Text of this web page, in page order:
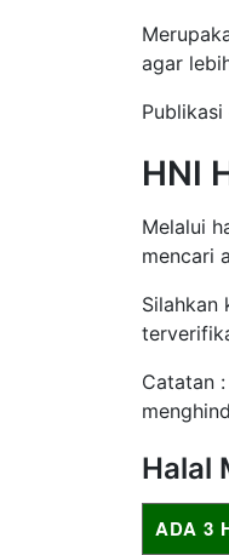
agar
HNI
Melalui
mencari
Silahkan
Catatan
Halal
ADA 3